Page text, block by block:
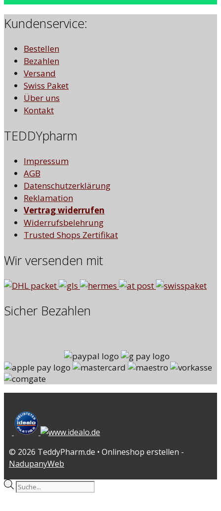
Kundenservice:
Bestellen
Bezahlen
Versand
Swiss Paket
Über uns
Kontakt
TEDDYpharm
Impressum
AGB
Datenschutzerklärung
Reklamation
Vertrag widerrufen
Widerrufsbelehrung
Trusted Shops Zertifikat
Wir versenden mit
Sicher Bezahlen
© 2026 TeddyPharm.de • Onlineshop erstellen -
NadupanyWeb
Products